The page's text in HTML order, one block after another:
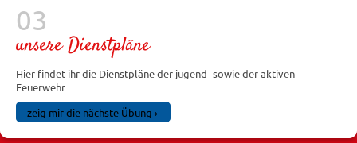
unsere Dienstpläne
Hier findet ihr die Dienstpläne der jugend- sowie der aktiven
Feuerwehr
zeig mir die nächste Übung